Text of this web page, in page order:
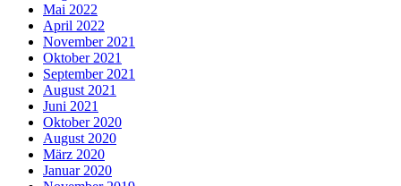
Mai 2022
April 2022
November 2021
Oktober 2021
September 2021
August 2021
Juni 2021
Oktober 2020
August 2020
März 2020
Januar 2020